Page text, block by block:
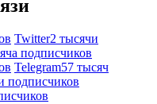
Twitter2 тысячи
подписчиков
Telegram57 тысяч
подписчиков